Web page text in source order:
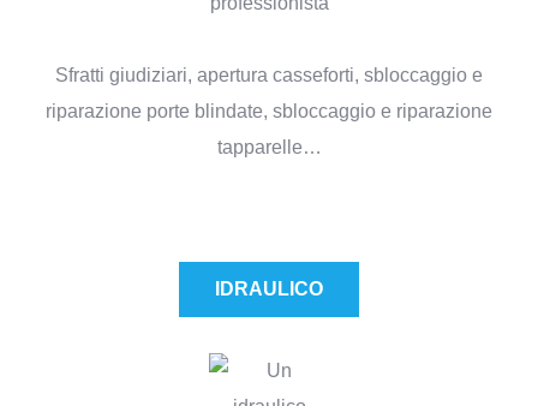
Sfratti giudiziari, apertura casseforti, sbloccaggio e
riparazione porte blindate, sbloccaggio e riparazione
tapparelle…
IDRAULICO​